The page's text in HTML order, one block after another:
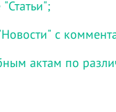
с
актам по